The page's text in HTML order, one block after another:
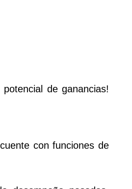
de ganancias!
con funciones de